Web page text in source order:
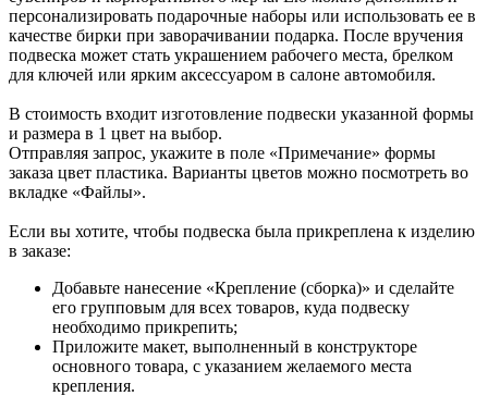
персонализировать подарочные наборы или использовать ее в
качестве бирки при заворачивании подарка. После вручения
подвеска может стать украшением рабочего места, брелком
для ключей или ярким аксессуаром в салоне автомобиля.
В стоимость входит изготовление подвески указанной формы
и размера в 1 цвет на выбор.
Отправляя запрос, укажите в поле «Примечание» формы
заказа цвет пластика. Варианты цветов можно посмотреть во
вкладке «Файлы».
Если вы хотите, чтобы подвеска была прикреплена к изделию
в заказе:
Добавьте нанесение «Крепление (сборка)» и сделайте
его групповым для всех товаров, куда подвеску
необходимо прикрепить;
Приложите макет, выполненный в конструкторе
основного товара, с указанием желаемого места
крепления.